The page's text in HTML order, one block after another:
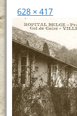
628 × 417